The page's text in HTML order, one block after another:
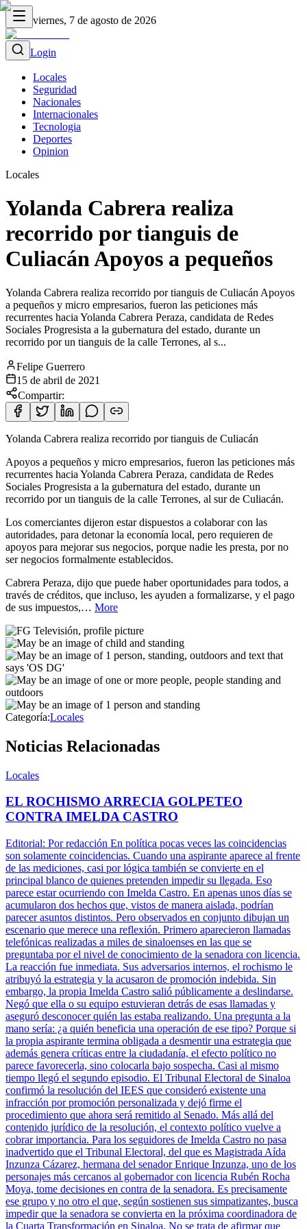
viernes, 7 de agosto de 2026
Login
Locales
Seguridad
Nacionales
Internacionales
Tecnologia
Deportes
Opinion
Locales
Yolanda Cabrera realiza
recorrido por tianguis de
Culiacán Apoyos a pequeños
Yolanda Cabrera realiza recorrido por tianguis de Culiacán Apoyos
a pequeños y micro empresarios, fueron las peticiones más
recurrentes hacia Yolanda Cabrera Peraza, candidata de Redes
Sociales Progresista a la gubernatura del estado, durante un
recorrido por un tianguis de la calle Terrones, al s...
Felipe Guerrero
15 de abril de 2021
Compartir:
Yolanda Cabrera realiza recorrido por tianguis de Culiacán
Apoyos a pequeños y micro empresarios, fueron las peticiones más
recurrentes hacia Yolanda Cabrera Peraza, candidata de Redes
Sociales Progresista a la gubernatura del estado, durante un
recorrido por un tianguis de la calle Terrones, al sur de Culiacán.
Los comerciantes dijeron estar dispuestos a colaborar con las
autoridades, para detonar la economía local, pero requieren de
apoyos para mejorar sus negocios, porque nadie les presta, por no
ser negocios formalmente establecidos.
Cabrera Peraza, dijo que puede haber oportunidades para todos, a
través de créditos, que incluso, les ayuden a formalizarse, y el pago
de sus impuestos,… More
Categoría:Locales
Noticias Relacionadas
Locales
EL ROCHISMO ARRECIA GOLPETEO
CONTRA IMELDA CASTRO
Editorial: Por redacción En política pocas veces las coincidencias
son solamente coincidencias. Cuando una aspirante aparece al frente
de las mediciones, casi por lógica también se convierte en el
principal blanco de quienes pretenden impedir su llegada. Eso
parece estar ocurriendo con Imelda Castro. En apenas unos días se
acumularon dos hechos que, vistos de manera aislada, podrían
parecer asuntos distintos. Pero observados en conjunto dibujan un
escenario que merece una reflexión. Primero aparecieron llamadas
telefónicas realizadas a miles de sinaloenses en las que se
preguntaba por el nivel de conocimiento de la senadora con licencia.
La reacción fue inmediata. Sus adversarios internos, el rochismo le
atribuyó la estrategia y la acusaron de promoción indebida. Sin
embargo, la propia Imelda Castro salió públicamente a deslindarse.
Negó que ella o su equipo estuvieran detrás de esas llamadas y
aseguró desconocer quién las estaba realizando. Una pregunta a la
mano sería: ¿a quién beneficia una operación de ese tipo? Porque si
la propia aspirante termina obligada a desmentir una estrategia que
además genera críticas entre la ciudadanía, el efecto político no
parece favorecerla, sino colocarla bajo sospecha. Casi al mismo
tiempo llegó el segundo episodio. El Tribunal Electoral de Sinaloa
confirmó la resolución del IEES que consideró existente una
infracción por promoción personalizada y dejó firme el
procedimiento que ahora será remitido al Senado. Más allá del
contenido jurídico de la resolución, el contexto político vuelve a
cobrar importancia. Para los seguidores de Imelda Castro no pasa
inadvertido que el Tribunal Electoral, del que es Magistrada Aída
Inzunza Cázarez, hermana del senador Enrique Inzunza, uno de los
personajes más cercanos al gobernador con licencia Rubén Rocha
Moya, tome decisiones en contra de la senadora. Es precisamente
ese grupo y no otro el que, según sostienen sus simpatizantes, busca
impedir que la senadora se convierta en la próxima coordinadora de
la Cuarta Transformación en Sinaloa. No se trata de afirmar que